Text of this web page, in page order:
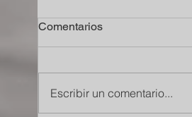
Comentarios
Escribir un comentario...